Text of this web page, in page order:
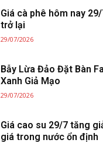
Giá cà phê hôm nay
trở lại
29/07/2026
Bẫy Lừa Đảo Đặt Bàn
Xanh Giả Mạo
29/07/2026
Giá cao su 29/7 tăng
giá trong nước ổn định